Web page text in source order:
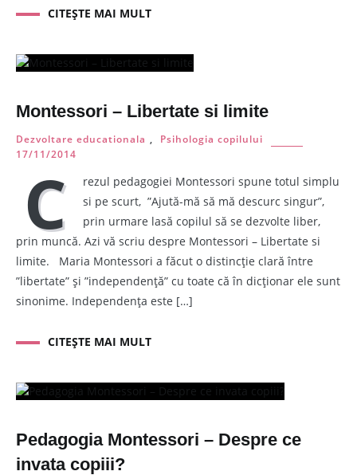
CITEȘTE MAI MULT
Montessori – Libertate si limite
Dezvoltare educationala ,
Psihologia copilului
17/11/2014
C
rezul pedagogiei Montessori spune totul simplu
si pe scurt, ”Ajută-mă să mă descurc singur”,
prin urmare lasă copilul să se dezvolte liber,
prin muncă. Azi vă scriu despre Montessori – Libertate si
limite. Maria Montessori a făcut o distincție clară între
”libertate” și ”independență” cu toate că în dicționar ele sunt
sinonime. Independența este […]
CITEȘTE MAI MULT
Pedagogia Montessori – Despre ce
invata copiii?